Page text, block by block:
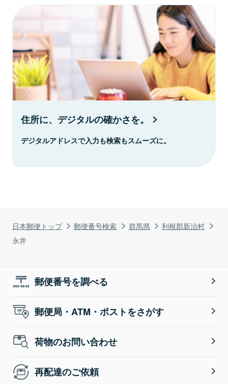
日本郵便トップ 郵便番号検索 群馬県
利根郡新治村
永井
住所に、デジタルの確かさを。
デジタルアドレスで入力も検索もスムーズに。
郵便番号を調べる
郵便局・ATM・ポストをさがす
荷物のお問い合わせ
再配達のご依頼